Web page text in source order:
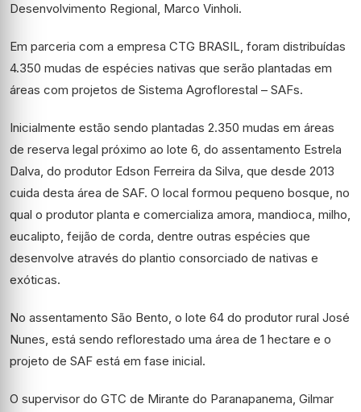
Desenvolvimento Regional, Marco Vinholi.
Em parceria com a empresa CTG BRASIL, foram distribuídas
4.350 mudas de espécies nativas que serão plantadas em
áreas com projetos de Sistema Agroflorestal – SAFs.
Inicialmente estão sendo plantadas 2.350 mudas em áreas
de reserva legal próximo ao lote 6, do assentamento Estrela
Dalva, do produtor Edson Ferreira da Silva, que desde 2013
cuida desta área de SAF. O local formou pequeno bosque, no
qual o produtor planta e comercializa amora, mandioca, milho,
eucalipto, feijão de corda, dentre outras espécies que
desenvolve através do plantio consorciado de nativas e
exóticas.
No assentamento São Bento, o lote 64 do produtor rural José
Nunes, está sendo reflorestado uma área de 1 hectare e o
projeto de SAF está em fase inicial.
O supervisor do GTC de Mirante do Paranapanema, Gilmar